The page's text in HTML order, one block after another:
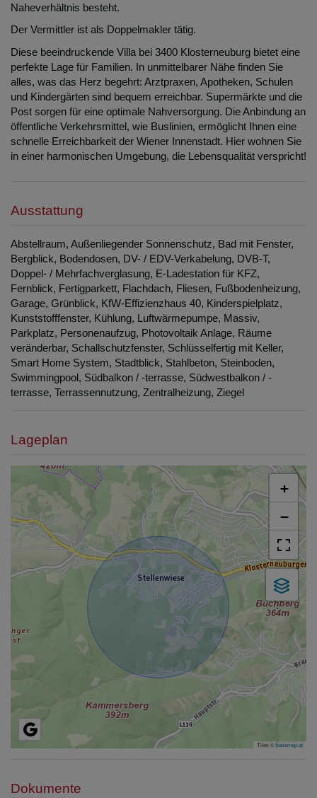
Naheverhältnis besteht.
Der Vermittler ist als Doppelmakler tätig.
Diese beeindruckende Villa bei 3400 Klosterneuburg bietet eine
perfekte Lage für Familien. In unmittelbarer Nähe finden Sie
alles, was das Herz begehrt: Arztpraxen, Apotheken, Schulen
und Kindergärten sind bequem erreichbar. Supermärkte und die
Post sorgen für eine optimale Nahversorgung. Die Anbindung an
öffentliche Verkehrsmittel, wie Buslinien, ermöglicht Ihnen eine
schnelle Erreichbarkeit der Wiener Innenstadt. Hier wohnen Sie
in einer harmonischen Umgebung, die Lebensqualität verspricht!
Ausstattung
Abstellraum Außenliegender Sonnenschutz Bad mit Fenster
Bergblick Bodendosen DV- / EDV-Verkabelung DVB-T
Doppel- / Mehrfachverglasung E-Ladestation für KFZ
Fernblick Fertigparkett Flachdach Fliesen Fußbodenheizung
Garage Grünblick KfW-Effizienzhaus 40 Kinderspielplatz
Kunststofffenster Kühlung Luftwärmepumpe Massiv
Parkplatz Personenaufzug Photovoltaik Anlage Räume
veränderbar Schallschutzfenster Schlüsselfertig mit Keller
Smart Home System Stadtblick Stahlbeton Steinboden
Swimmingpool Südbalkon / -terrasse Südwestbalkon / -
terrasse Terrassennutzung Zentralheizung Ziegel
Lageplan
+
−
Tiles ©basemap.at
Dokumente